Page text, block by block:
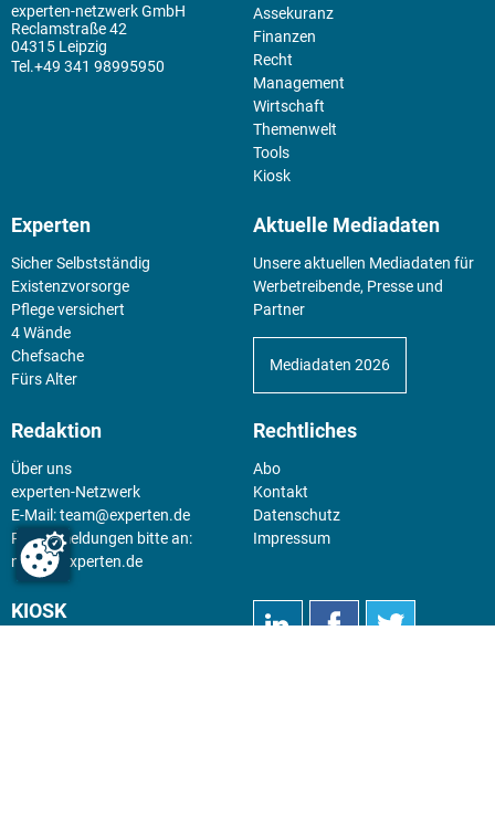
experten-netzwerk GmbH
Reclamstraße 42
04315 Leipzig
+49 341 98995950
Assekuranz
Finanzen
Recht
Management
Wirtschaft
Themenwelt
Tools
Kiosk
Experten
Sicher Selbstständig
Existenz­vorsorge
Pflege versichert
4 Wände
Chefsache
Fürs Alter
Aktuelle Mediadaten
Unsere aktuellen Mediadaten für
Werbetreibende, Presse und
Partner
Mediadaten 2026
Redaktion
Über uns
experten-Netzwerk
E-Mail:team@experten.de
Pressemeldungen bitte an:
news@experten.de
Rechtliches
Abo
Kontakt
Datenschutz
Impressum
KIOSK